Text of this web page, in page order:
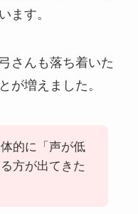
ます。
さんも落ち着いた
が増えました。
的に「声が低
方が出てきた